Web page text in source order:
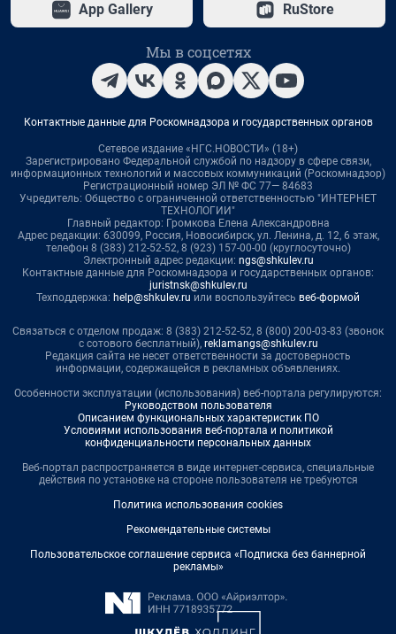
App Gallery RuStore
Мы в соцсетях
Контактные данные для Роскомнадзора и государственных органов
Сетевое издание «НГС.НОВОСТИ» (18+)
Зарегистрировано Федеральной службой по надзору в сфере связи,
информационных технологий и массовых коммуникаций (Роскомнадзор)
Регистрационный номер ЭЛ № ФС 77— 84683
Учредитель: Общество с ограниченной ответственностью "ИНТЕРНЕТ
ТЕХНОЛОГИИ"
Главный редактор: Громкова Елена Александровна
Адрес редакции: 630099, Россия, Новосибирск, ул. Ленина, д. 12, 6 этаж,
телефон 8 (383) 212-52-52, 8 (923) 157-00-00 (круглосуточно)
Электронный адрес редакции: ngs@shkulev.ru
Контактные данные для Роскомнадзора и государственных органов:
juristnsk@shkulev.ru
Техподдержка: help@shkulev.ru или воспользуйтесь веб-формой
Связаться с отделом продаж: 8 (383) 212-52-52, 8 (800) 200-03-83 (звонок
с сотового бесплатный), reklamangs@shkulev.ru
Редакция сайта не несет ответственности за достоверность
информации, содержащейся в рекламных объявлениях.
Особенности эксплуатации (использования) веб-портала регулируются:
Руководством пользователя
Описанием функциональных характеристик ПО
Условиями использования веб-портала и политикой
конфиденциальности персональных данных
Веб-портал распространяется в виде интернет-сервиса, специальные
действия по установке на стороне пользователя не требуются
Политика использования cookies
Рекомендательные системы
Пользовательское соглашение сервиса «Подписка без баннерной
рекламы»